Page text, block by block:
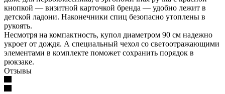
кнопкой — визитной карточкой бренда — удобно лежит в
детской ладони. Наконечники спиц безопасно утоплены в
рукоять.
Несмотря на компактность, купол диаметром 90 см надежно
укроет от дождя. А специальный чехол со светоотражающими
элементами в комплекте поможет сохранить порядок в
рюкзаке.
Отзывы